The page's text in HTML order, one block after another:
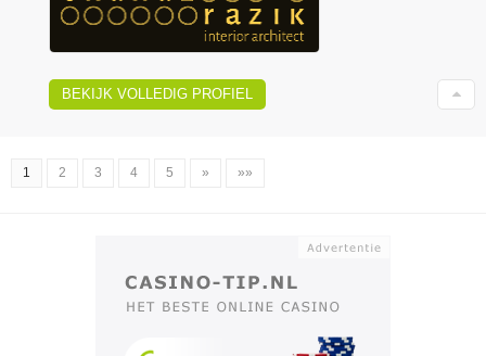
BEKIJK VOLLEDIG PROFIEL
1 2 3 4 5 » »»